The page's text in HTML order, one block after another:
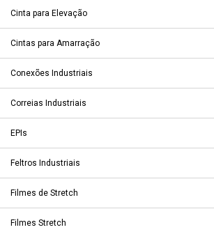
Cinta para Elevação
Cintas para Amarração
Conexões Industriais
Correias Industriais
EPIs
Feltros Industriais
Filmes de Stretch
Filmes Stretch